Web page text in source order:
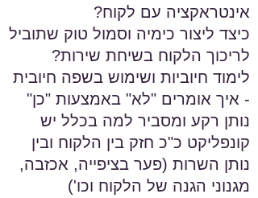
אינטראקציה עם לקוח?
כיצד ליצור כימיה וסמול טוק שתוביל
לריכוך הלקוח בשיחת שירות?
לימוד חיוביות ושימוש בשפה חיובית
- איך אומרים "לא" באמצעות "כן"
נותן רקע ומסביר למה בכלל יש
קונפליקט כ"כ חזק בין הלקוח ובין
נותן השרות (פער בציפייה, אכזבה,
מגנוני הגנה של הלקוח וכו')